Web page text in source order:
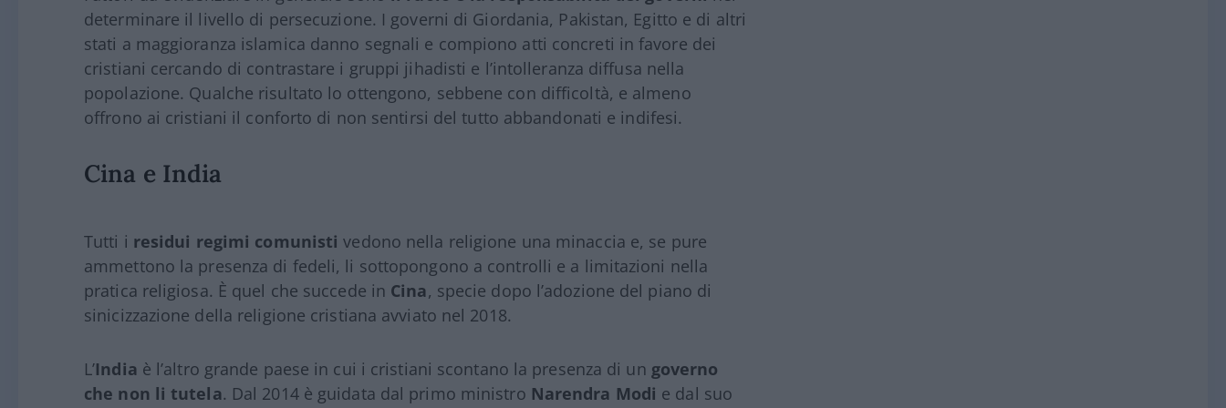
determinare il livello di persecuzione. I governi di Giordania, Pakistan, Egitto e di altri
stati a maggioranza islamica danno segnali e compiono atti concreti in favore dei
cristiani cercando di contrastare i gruppi jihadisti e l’intolleranza diffusa nella
popolazione. Qualche risultato lo ottengono, sebbene con difficoltà, e almeno
offrono ai cristiani il conforto di non sentirsi del tutto abbandonati e indifesi.
Cina e India
Tutti i residui regimi comunisti vedono nella religione una minaccia e, se pure
ammettono la presenza di fedeli, li sottopongono a controlli e a limitazioni nella
pratica religiosa. È quel che succede in Cina, specie dopo l’adozione del piano di
sinicizzazione della religione cristiana avviato nel 2018.
L’India è l’altro grande paese in cui i cristiani scontano la presenza di un governo
che non li tutela. Dal 2014 è guidata dal primo ministro Narendra Modi e dal suo